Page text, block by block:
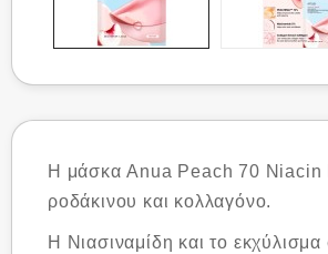
Η μάσκα Anua Peach 70 Niacin
ροδάκινου και κολλαγόνο.
Η Νιασιναμίδη και το